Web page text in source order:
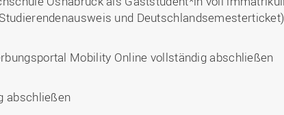
und
Mobility Online vollständig abschließen
abschließen